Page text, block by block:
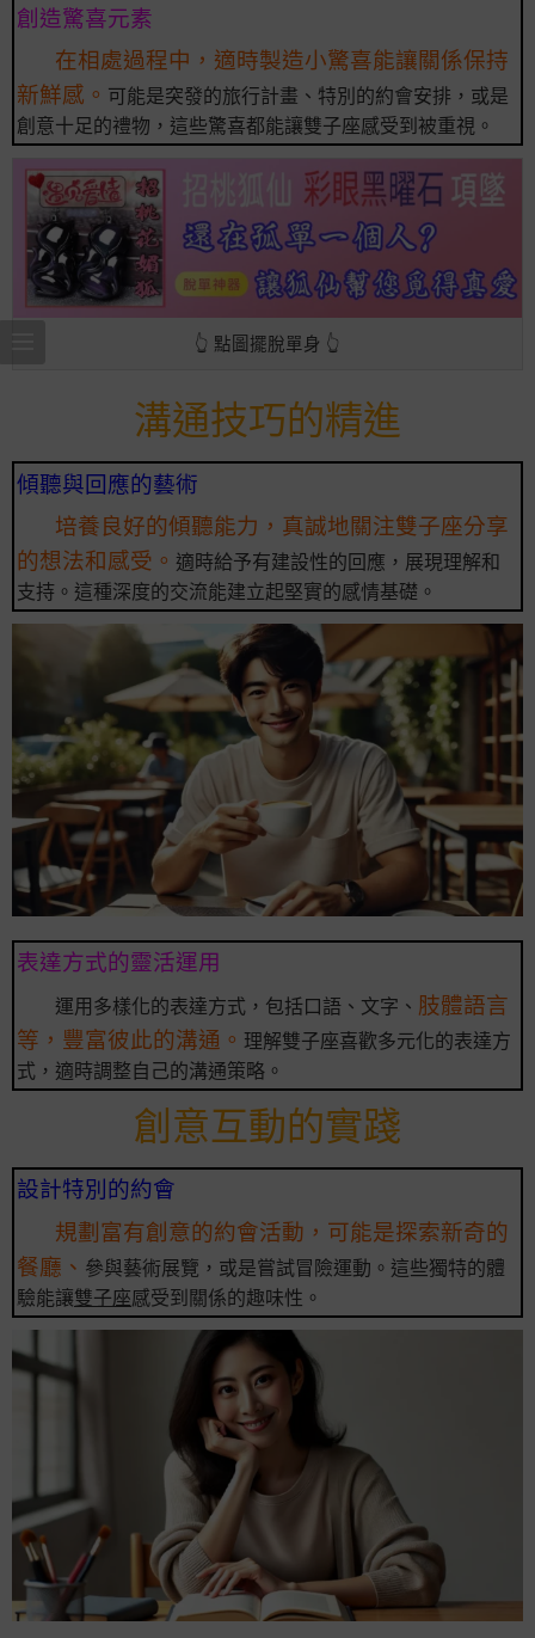
創造驚喜元素
在相處過程中，適時製造小驚喜能讓關係保持
新鮮感。 可能是突發的旅行計畫、特別的約會安排，或是
創意十足的禮物，這些驚喜都能讓雙子座感受到被重視。
👆 點圖擺脫單身 👆
溝通技巧的精進
傾聽與回應的藝術
培養良好的傾聽能力，真誠地關注雙子座分享
的想法和感受。 適時給予有建設性的回應，展現理解和
支持。這種深度的交流能建立起堅實的感情基礎。
表達方式的靈活運用
運用多樣化的表達方式，包括口語、文字、 肢體語言
等，豐富彼此的溝通。 理解雙子座喜歡多元化的表達方
式，適時調整自己的溝通策略。
創意互動的實踐
設計特別的約會
規劃富有創意的約會活動，可能是探索新奇的
餐廳、 參與藝術展覽，或是嘗試冒險運動。這些獨特的體
驗能讓雙子座感受到關係的趣味性。